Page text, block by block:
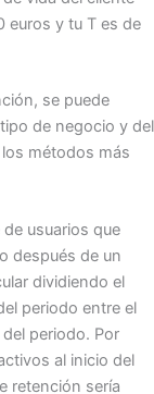
euros y tu T es de
se puede
de negocio y del
métodos más
usuarios que
después de un
dividiendo el
periodo entre el
periodo. Por
al inicio del
retención sería